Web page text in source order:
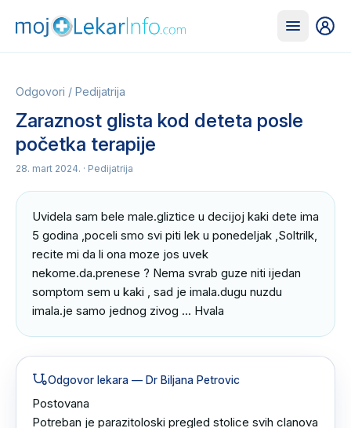
Odgovori / Pedijatrija
Zaraznost glista kod deteta posle
početka terapije
28. mart 2024. · Pedijatrija
Uvidela sam bele male.gliztice u decijoj kaki dete ima
5 godina ,poceli smo svi piti lek u ponedeljak ,Soltrilk,
recite mi da li ona moze jos uvek
nekome.da.prenese ? Nema svrab guze niti ijedan
somptom sem u kaki , sad je imala.dugu nuzdu
imala.je samo jednog zivog ... Hvala
Odgovor lekara — Dr Biljana Petrovic
Postovana
Potreban je parazitoloski pregled stolice svih clanova